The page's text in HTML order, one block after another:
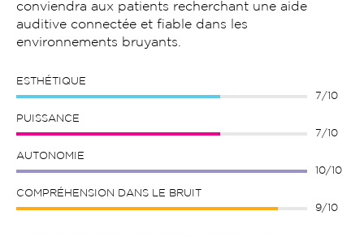
conviendra aux patients recherchant une aide
auditive connectée et fiable dans les
environnements bruyants.
ESTHÉTIQUE
7/10
PUISSANCE
7/10
AUTONOMIE
10/10
COMPRÉHENSION DANS LE BRUIT
9/10